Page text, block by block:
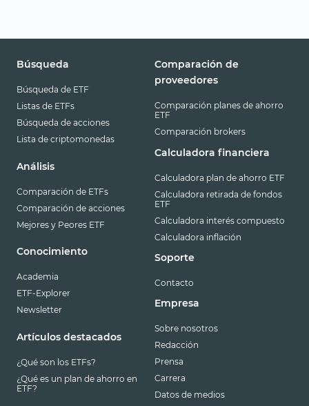
Búsqueda
Búsqueda de ETF
Listas de ETFs
Búsqueda de acciones
Lista de criptomonedas
Análisis
Comparación de ETFs
Comparación de acciones
Mejores y Peores ETF
Conocimiento
Academia
ETF-Explorer
Newsletter
Artículos destacados
¿Qué son los ETFs?
¿Qué es un plan de ahorro en
ETF?
Comparación de
proveedores
Comparación planes de ahorro
ETF
Comparación brokers
Calculadora financiera
Calculadora plan de ahorro ETF
Calculadora retirada de fondos
ETF
Calculadora interés compuesto
Calculadora inflación
Soporte
Contacto
Empresa
Sobre nosotros
Redacción
Prensa
Carrera
Datos de medios